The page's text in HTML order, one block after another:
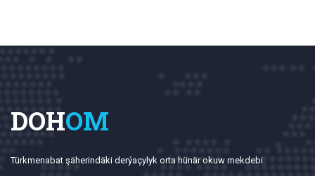
DOHOM
Türkmenabat şäherindäki derýaçylyk orta hünär okuw mekdebi.